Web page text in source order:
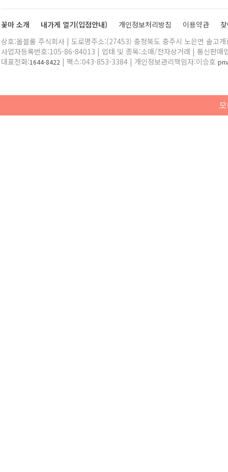
꽃마 소개 내가게 열기(입점안내) 개인정보처리방침 이용약관
상호:올블룸 주식회사 | 도로명주소:(27453) 충청북도 충주시 노은면 솔고
사업자등록번호:105-86-84013 | 업태 및 종목:소매/전자상거래 | 통신판매
대표전화:1644-8422 | 팩스:043-853-3384 | 개인정보관리책임자:이승호